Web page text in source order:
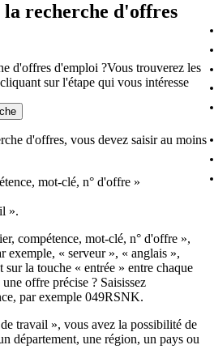
recherche d'offres
d'offres d'emploi ?Vous trouverez les
sur l'étape qui vous intéresse
d'offres, vous devez saisir au moins
mot-clé, n° d'offre »
».
compétence, mot-clé, n° d'offre »,
exemple, « serveur », « anglais »,
sur la touche « entrée » entre chaque
offre précise ? Saisissez
par exemple 049RSNK.
travail », vous avez la possibilité de
département, une région, un pays ou